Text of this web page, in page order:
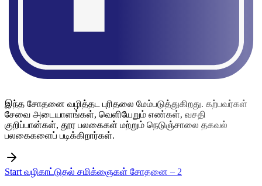
இந்த சோதனை வழித்தட புரிதலை மேம்படுத்துகிறது. கற்பவர்கள்
சேவை அடையாளங்கள், வெளியேறும் எண்கள், வசதி
குறிப்பான்கள், தூர பலகைகள் மற்றும் நெடுஞ்சாலை தகவல்
பலகைகளைப் படிக்கிறார்கள்.
Start வழிகாட்டுதல் சமிக்ஞைகள் சோதனை – 2